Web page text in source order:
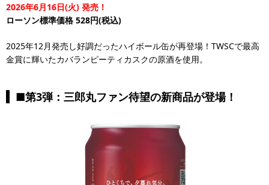
2026年6月16日(火) 発売！
ローソン標準価格 528円(税込)
2025年12月発売し好調だったハイボール缶が再登場！TWSCで最高
金賞に輝いたカバランピーティカスクの原酒を使用。
■第3弾：三郎丸ファン待望の新商品が登場！